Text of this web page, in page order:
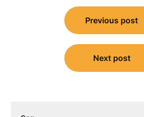
Indlægsnavigation
Previous post
Next post